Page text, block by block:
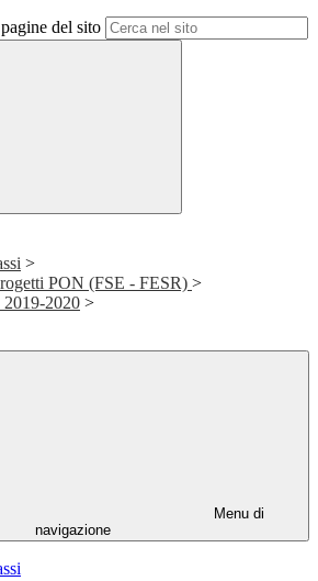
del sito
>
PON (FSE - FESR) >
2019-2020 >
Menu di
navigazione